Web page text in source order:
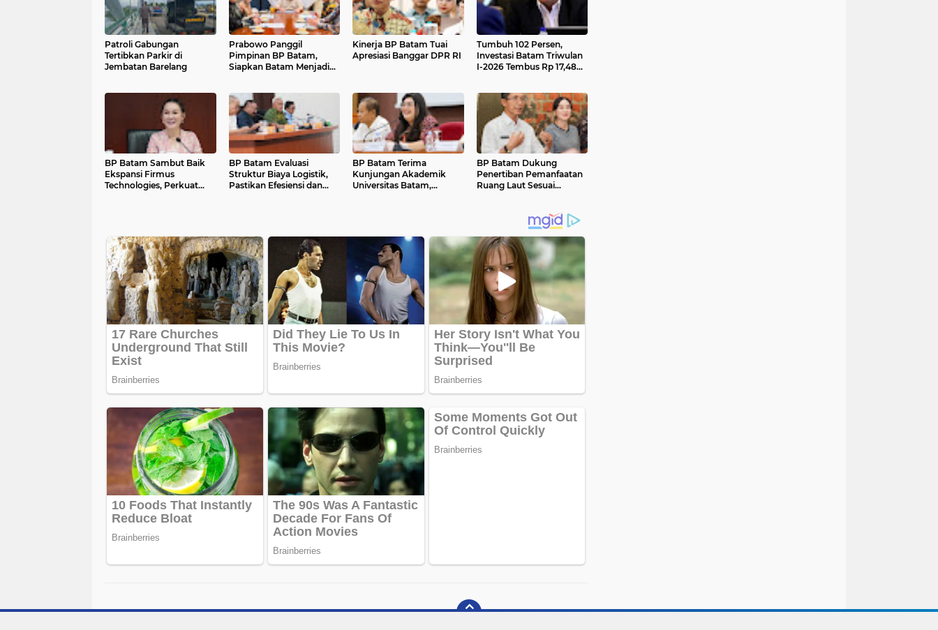
Patroli Gabungan
Tertibkan Parkir di
Jembatan Barelang
Prabowo Panggil
Pimpinan BP Batam,
Siapkan Batam Menjadi
Kinerja BP Batam Tuai
Apresiasi Banggar DPR RI
Tumbuh 102 Persen,
Investasi Batam Triwulan
I-2026 Tembus Rp 17,48
BP Batam Sambut Baik
Ekspansi Firmus
Technologies, Perkuat
BP Batam Evaluasi
Struktur Biaya Logistik,
Pastikan Efesiensi dan
BP Batam Terima
Kunjungan Akademik
Universitas Batam,
BP Batam Dukung
Penertiban Pemanfaatan
Ruang Laut Sesuai